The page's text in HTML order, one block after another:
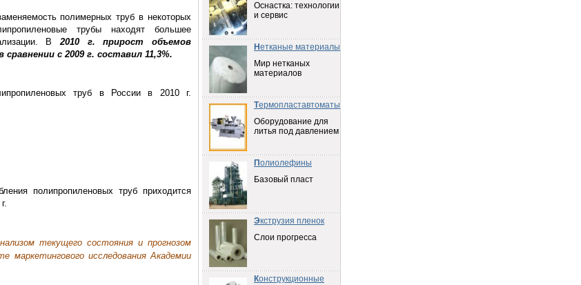
полимерных труб в некоторых
трубы находят большее
В 2010 г. прирост объемов
с 2009 г. составил 11,3%.
труб в России в 2010 г.
полипропиленовых труб приходится
текущего состояния и прогнозом
исследования Академии
Оснастка: технологии
и сервис
Н етканые материалы
Мир нетканых
материалов
Термопластавтоматы
Оборудование для
литья под давлением
Полиолефины
Базовый пласт
Экструзия пленок
Слои прогресса
Конструкционные